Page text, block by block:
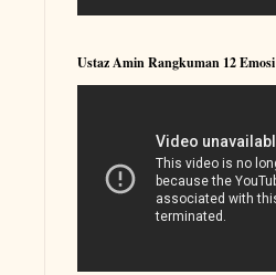
Ustaz Amin Rangkuman 12 Emosi